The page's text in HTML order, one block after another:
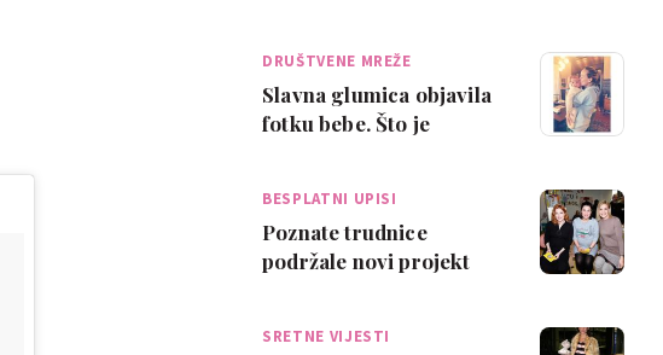
DRUŠTVENE MREŽE
Slavna glumica objavila
fotku bebe. Što je
BESPLATNI UPISI
Poznate trudnice
podržale novi projekt
SRETNE VIJESTI